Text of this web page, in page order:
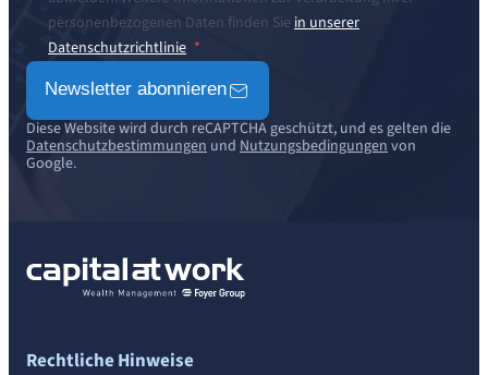
personenbezogenen Daten finden Sie in unserer
Datenschutzrichtlinie
Newsletter abonnieren
Diese Website wird durch reCAPTCHA geschützt, und es gelten die
Datenschutzbestimmungen und Nutzungsbedingungenvon
Google.
Rechtliche Hinweise